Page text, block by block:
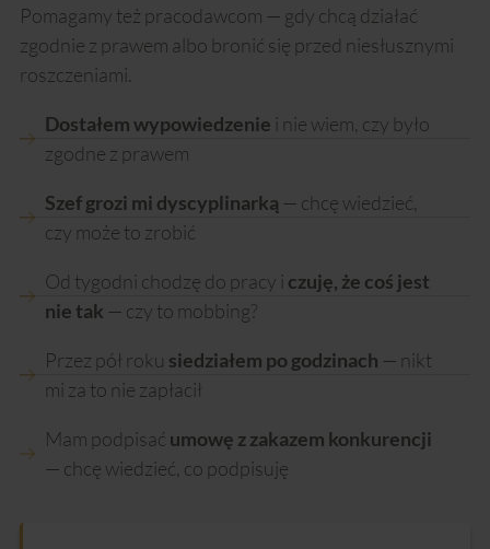
Pomagamy też pracodawcom — gdy chcą działać
zgodnie z prawem albo bronić się przed niesłusznymi
roszczeniami.
Dostałem wypowiedzenie i nie wiem, czy było
zgodne z prawem
Szef grozi mi dyscyplinarką — chcę wiedzieć,
czy może to zrobić
Od tygodni chodzę do pracy i czuję, że coś jest
nie tak — czy to mobbing?
Przez pół roku siedziałem po godzinach — nikt
mi za to nie zapłacił
Mam podpisać umowę z zakazem konkurencji
— chcę wiedzieć, co podpisuję